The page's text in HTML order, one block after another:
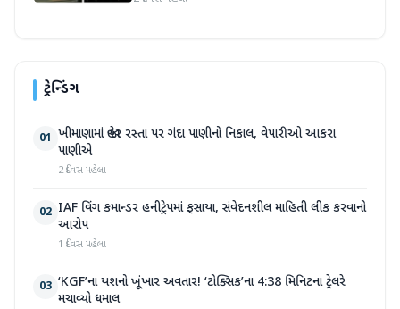
ટ્રેન્ડિંગ
01 ખીમાણામાં જાહેર રસ્તા પર ગંદા પાણીનો નિકાલ, વેપારીઓ આકરા
પાણીએ
2 દિવસ પહેલા
02 IAF વિંગ કમાન્ડર હનીટ્રેપમાં ફસાયા, સંવેદનશીલ માહિતી લીક કરવાનો
આરોપ
1 દિવસ પહેલા
03 ‘KGF’ના યશનો ખૂંખાર અવતાર! ‘ટોક્સિક’ના 4:38 મિનિટના ટ્રેલરે
મચાવ્યો ધમાલ